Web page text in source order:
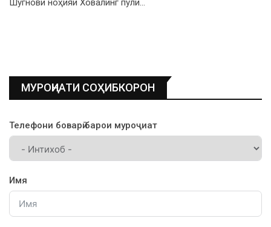
Шугнови ноҳияи Ховалинг пули…
МУРОҶИАТИ СОҲИБКОРОН
Телефони боварӣ барои муроҷиат
Имя